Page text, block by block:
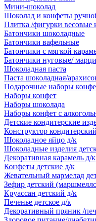
Мини-шоколад
Шоколад и конфеты
Плитка /фигурки весовые
Батончики шоколадные
Батончики вафельные
Батончики с мягкой
Батончики нуговые/
Шоколадная паста
Паста шоколадная/
Подарочные наборы
Наборы конфет
Наборы шоколада
Наборы конфет с
Детские кондитерские
Конструктор
Шоколадное яйцо д/к
Шоколадные изделия
Декоративная карамель д/к
Конфеты детские д/к
Жевательный мармелад
Зефир детский
Круассан детский д/к
Печенье детское д/к
Декоративный пряник /